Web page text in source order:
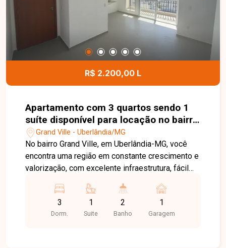
da cidade, proporciona excelente visibilidade e
fácil acesso. Entre em contato para mais
informações e agende uma visita para conhecer
esta excelente oportunidade comercial.
R$ 2.200,00 L
Apartamento com 3 quartos sendo 1
suíte disponível para locação no bairro
Grand Ville em Uberlândia-MG
Grand Ville - Uberlândia/MG
No bairro Grand Ville, em Uberlândia-MG, você
encontra uma região em constante crescimento e
valorização, com excelente infraestrutura, fácil
proximidade com supermercados, escolas,
farmácias e diversos comércios, proporcionando
praticidade e qualidade de vida. Apartamento
3
Dorm.
1
Suite
2
Banho
1
Garagem